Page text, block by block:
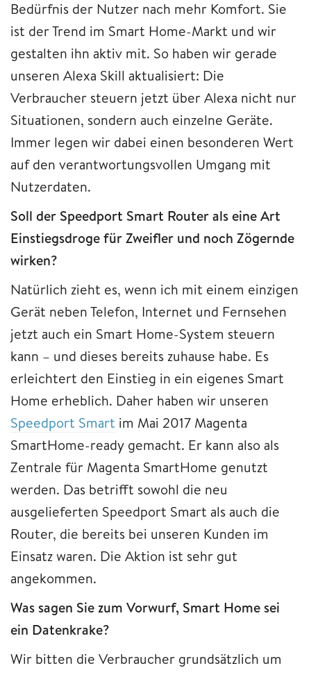
Bedürfnis der Nutzer nach mehr Komfort. Sie
ist der Trend im Smart Home-Markt und wir
gestalten ihn aktiv mit. So haben wir gerade
unseren Alexa Skill aktualisiert: Die
Verbraucher steuern jetzt über Alexa nicht nur
Situationen, sondern auch einzelne Geräte.
Immer legen wir dabei einen besonderen Wert
auf den verantwortungsvollen Umgang mit
Nutzerdaten.
Soll der Speedport Smart Router als eine Art
Einstiegsdroge für Zweifler und noch Zögernde
wirken?
Natürlich zieht es, wenn ich mit einem einzigen
Gerät neben Telefon, Internet und Fernsehen
jetzt auch ein Smart Home-System steuern
kann – und dieses bereits zuhause habe. Es
erleichtert den Einstieg in ein eigenes Smart
Home erheblich. Daher haben wir unseren
Speedport Smart im Mai 2017 Magenta
SmartHome-ready gemacht. Er kann also als
Zentrale für Magenta SmartHome genutzt
werden. Das betrifft sowohl die neu
ausgelieferten Speedport Smart als auch die
Router, die bereits bei unseren Kunden im
Einsatz waren. Die Aktion ist sehr gut
angekommen.
Was sagen Sie zum Vorwurf, Smart Home sei
ein Datenkrake?
Wir bitten die Verbraucher grundsätzlich um